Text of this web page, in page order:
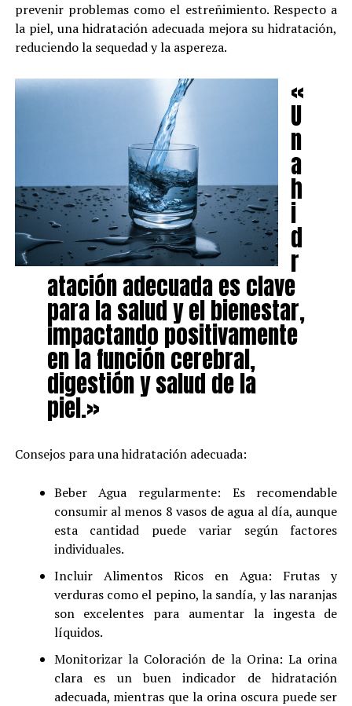
prevenir problemas como el estreñimiento. Respecto a
la piel, una hidratación adecuada mejora su hidratación,
reduciendo la sequedad y la aspereza.
«
U
n
a
h
i
d
r
atación adecuada es clave
para la salud y el bienestar,
impactando positivamente
en la función cerebral,
digestión y salud de la
piel.»
Consejos para una hidratación adecuada:
Beber Agua regularmente: Es recomendable
consumir al menos 8 vasos de agua al día, aunque
esta cantidad puede variar según factores
individuales.
Incluir Alimentos Ricos en Agua: Frutas y
verduras como el pepino, la sandía, y las naranjas
son excelentes para aumentar la ingesta de
líquidos.
Monitorizar la Coloración de la Orina: La orina
clara es un buen indicador de hidratación
adecuada, mientras que la orina oscura puede ser